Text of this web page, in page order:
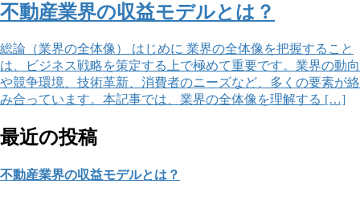
不動産業界の収益モデルとは？
総論（業界の全体像） はじめに 業界の全体像を把握すること
は、ビジネス戦略を策定する上で極めて重要です。業界の動向
や競争環境、技術革新、消費者のニーズなど、多くの要素が絡
み合っています。本記事では、業界の全体像を理解する […]
最近の投稿
不動産業界の収益モデルとは？